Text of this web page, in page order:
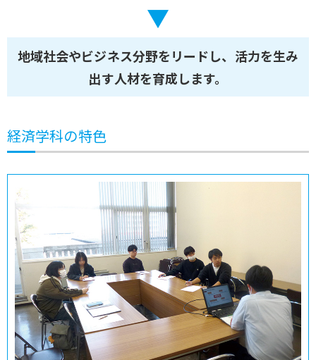
▼
地域社会やビジネス分野をリードし、活力を生み
出す人材を育成します。
経済学科の特色